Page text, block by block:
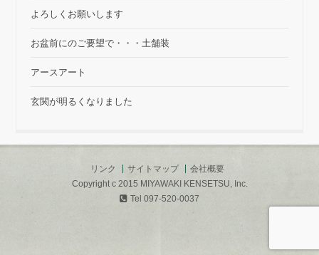
よろしくお願いします
お盆前にのご要望で・・・土舗装
アースアート
玄関が明るくなりました
リンク サイトマップ
会社概要
Copyright c 2015 MIYAWAKI KENSETSU, Inc.
Tel 097-520-0037